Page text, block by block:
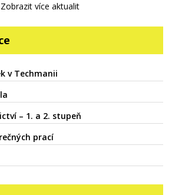
Zobrazit více aktualit
v Techmanii
– 1. a 2. stupeň
prací